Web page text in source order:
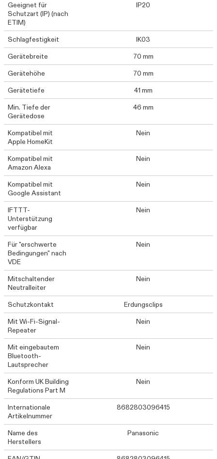
Geeignet für
Schutzart (IP) (nach
ETIM)
IP20
Schlagfestigkeit
IK03
Gerätebreite
70 mm
Gerätehöhe
70 mm
Gerätetiefe
41 mm
Min. Tiefe der
Gerätedose
46 mm
Kompatibel mit
Apple HomeKit
Nein
Kompatibel mit
Amazon Alexa
Nein
Kompatibel mit
Google Assistant
Nein
IFTTT-
Unterstützung
verfügbar
Nein
Für "erschwerte
Bedingungen" nach
VDE
Nein
Mitschaltender
Neutralleiter
Nein
Schutzkontakt
Erdungsclips
Mit Wi-Fi-Signal-
Repeater
Nein
Mit eingebautem
Bluetooth-
Lautsprecher
Nein
Konform UK Building
Regulations Part M
Nein
Internationale
Artikelnummer
8682803096415
Name des
Herstellers
Panasonic